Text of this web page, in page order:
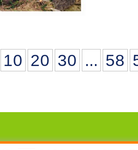
10 20 30 ... 58